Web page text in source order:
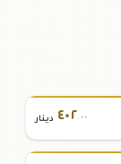
٤٠٢.٠٠ دينار